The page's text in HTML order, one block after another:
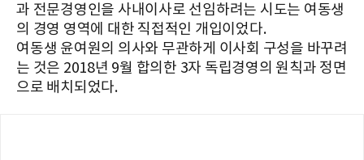
과 전문경영인을 사내이사로 선임하려는 시도는 여동생
의 경영 영역에 대한 직접적인 개입이었다.
여동생 윤여원의 의사와 무관하게 이사회 구성을 바꾸려
는 것은 2018년 9월 합의한 3자 독립경영의 원칙과 정면
으로 배치되었다.